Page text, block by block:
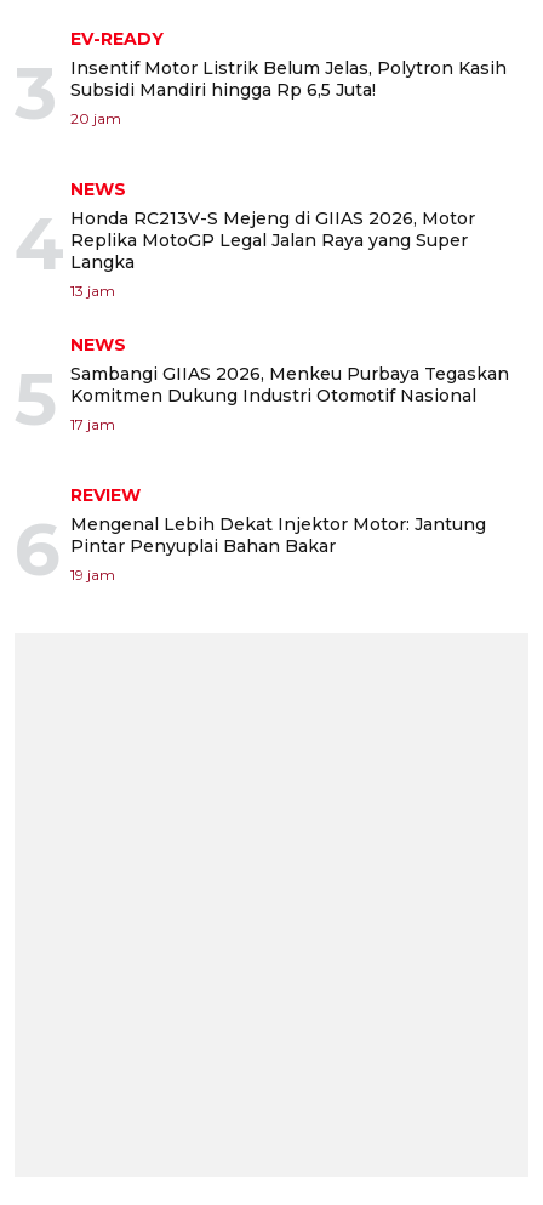
3
EV-READY
Insentif Motor Listrik Belum Jelas, Polytron Kasih
Subsidi Mandiri hingga Rp 6,5 Juta!
20 jam
4
NEWS
Honda RC213V-S Mejeng di GIIAS 2026, Motor
Replika MotoGP Legal Jalan Raya yang Super
Langka
13 jam
5
NEWS
Sambangi GIIAS 2026, Menkeu Purbaya Tegaskan
Komitmen Dukung Industri Otomotif Nasional
17 jam
6
REVIEW
Mengenal Lebih Dekat Injektor Motor: Jantung
Pintar Penyuplai Bahan Bakar
19 jam